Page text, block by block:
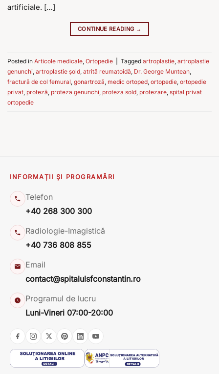
artificiale. […]
CONTINUE READING →
Posted in Articole medicale, Ortopedie Tagged artroplastie, artroplastie
genunchi, artroplastie șold, atrită reumatoidă, Dr. George Muntean,
fractură de col femural, gonartroză, medic ortoped, ortopedie, ortopedie
privat, proteză, proteza genunchi, proteza sold, protezare, spital privat
ortopedie
INFORMAȚII ȘI PROGRAMĂRI
Telefon
+40 268 300 300
Radiologie-Imagistică
+40 736 808 855
Email
contact@spitalulsfconstantin.ro
Programul de lucru
Luni-Vineri 07:00-20:00